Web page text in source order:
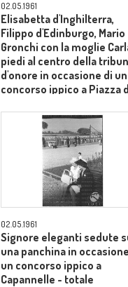
02.05.1961
Elisabetta d'Inghilterra,
Filippo d'Edinburgo, Mario
Gronchi con la moglie
piedi al centro della
d'onore in occasione di un
concorso ippico a Piazza
02.05.1961
Signore eleganti sedute
una panchina in
un concorso ippico a
Capannelle - totale